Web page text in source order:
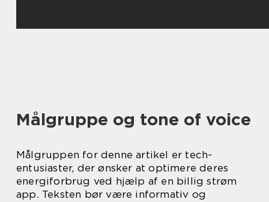
Målgruppe og tone of voice
Målgruppen for denne artikel er tech-
entusiaster, der ønsker at optimere deres
energiforbrug ved hjælp af en billig strøm
app. Teksten bør være informativ og